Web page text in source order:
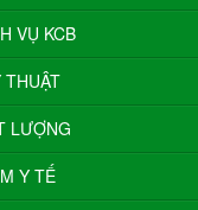
VỤ KCB
THUẬT
LƯỢNG
Y TẾ